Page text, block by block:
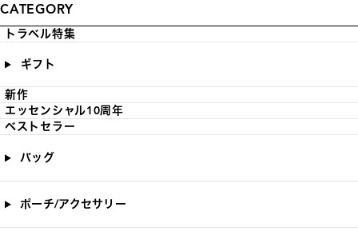
CATEGORY
トラベル特集
ギフト
新作
エッセンシャル10周年
ベストセラー
バッグ
ポーチ/アクセサリー